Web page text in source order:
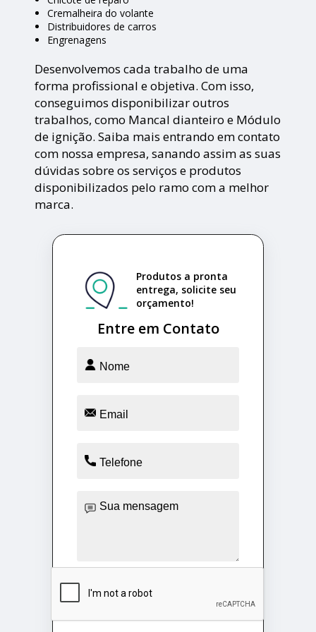
Cremalheira do volante
Distribuidores de carros
Engrenagens
Desenvolvemos cada trabalho de uma
forma profissional e objetiva. Com isso,
conseguimos disponibilizar outros
trabalhos, como Mancal dianteiro e Módulo
de ignição. Saiba mais entrando em contato
com nossa empresa, sanando assim as suas
dúvidas sobre os serviços e produtos
disponibilizados pelo ramo com a melhor
marca.
Entre em Contato
Produtos a pronta
entrega, solicite seu
orçamento!